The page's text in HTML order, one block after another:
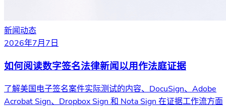
新闻动态
2026年7月7日
如何阅读数字签名法律新闻以用作法庭证据
了解美国电子签名案件实际测试的内容、DocuSign、Adobe
Acrobat Sign、Dropbox Sign 和 Nota Sign 在证据工作流方面